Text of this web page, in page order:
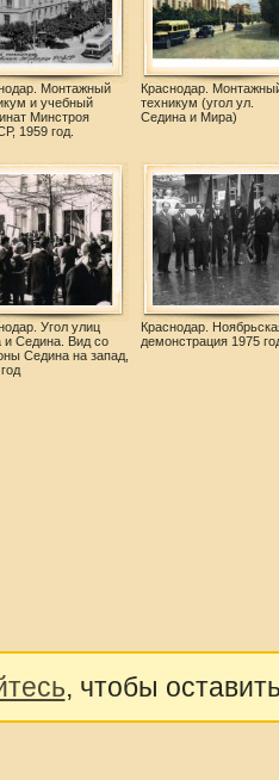
Монтажный
и учебный
Минстроя
1959 год.
Краснодар.
техникум (угол ул.
Седина и Мира)
Угол улиц
и Седина. Вид со
Седина на запад,
Краснодар.
демонстрация 1975
, чтобы